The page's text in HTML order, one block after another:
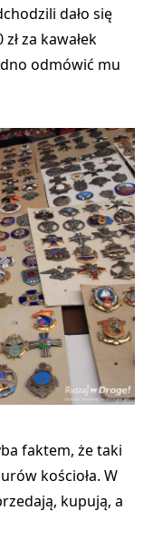
dało się
za kawałek
odmówić mu
faktem, że taki
kościoła. W
kupują, a